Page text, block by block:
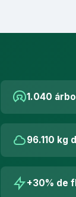
1.040
96.110 kg
+30% de